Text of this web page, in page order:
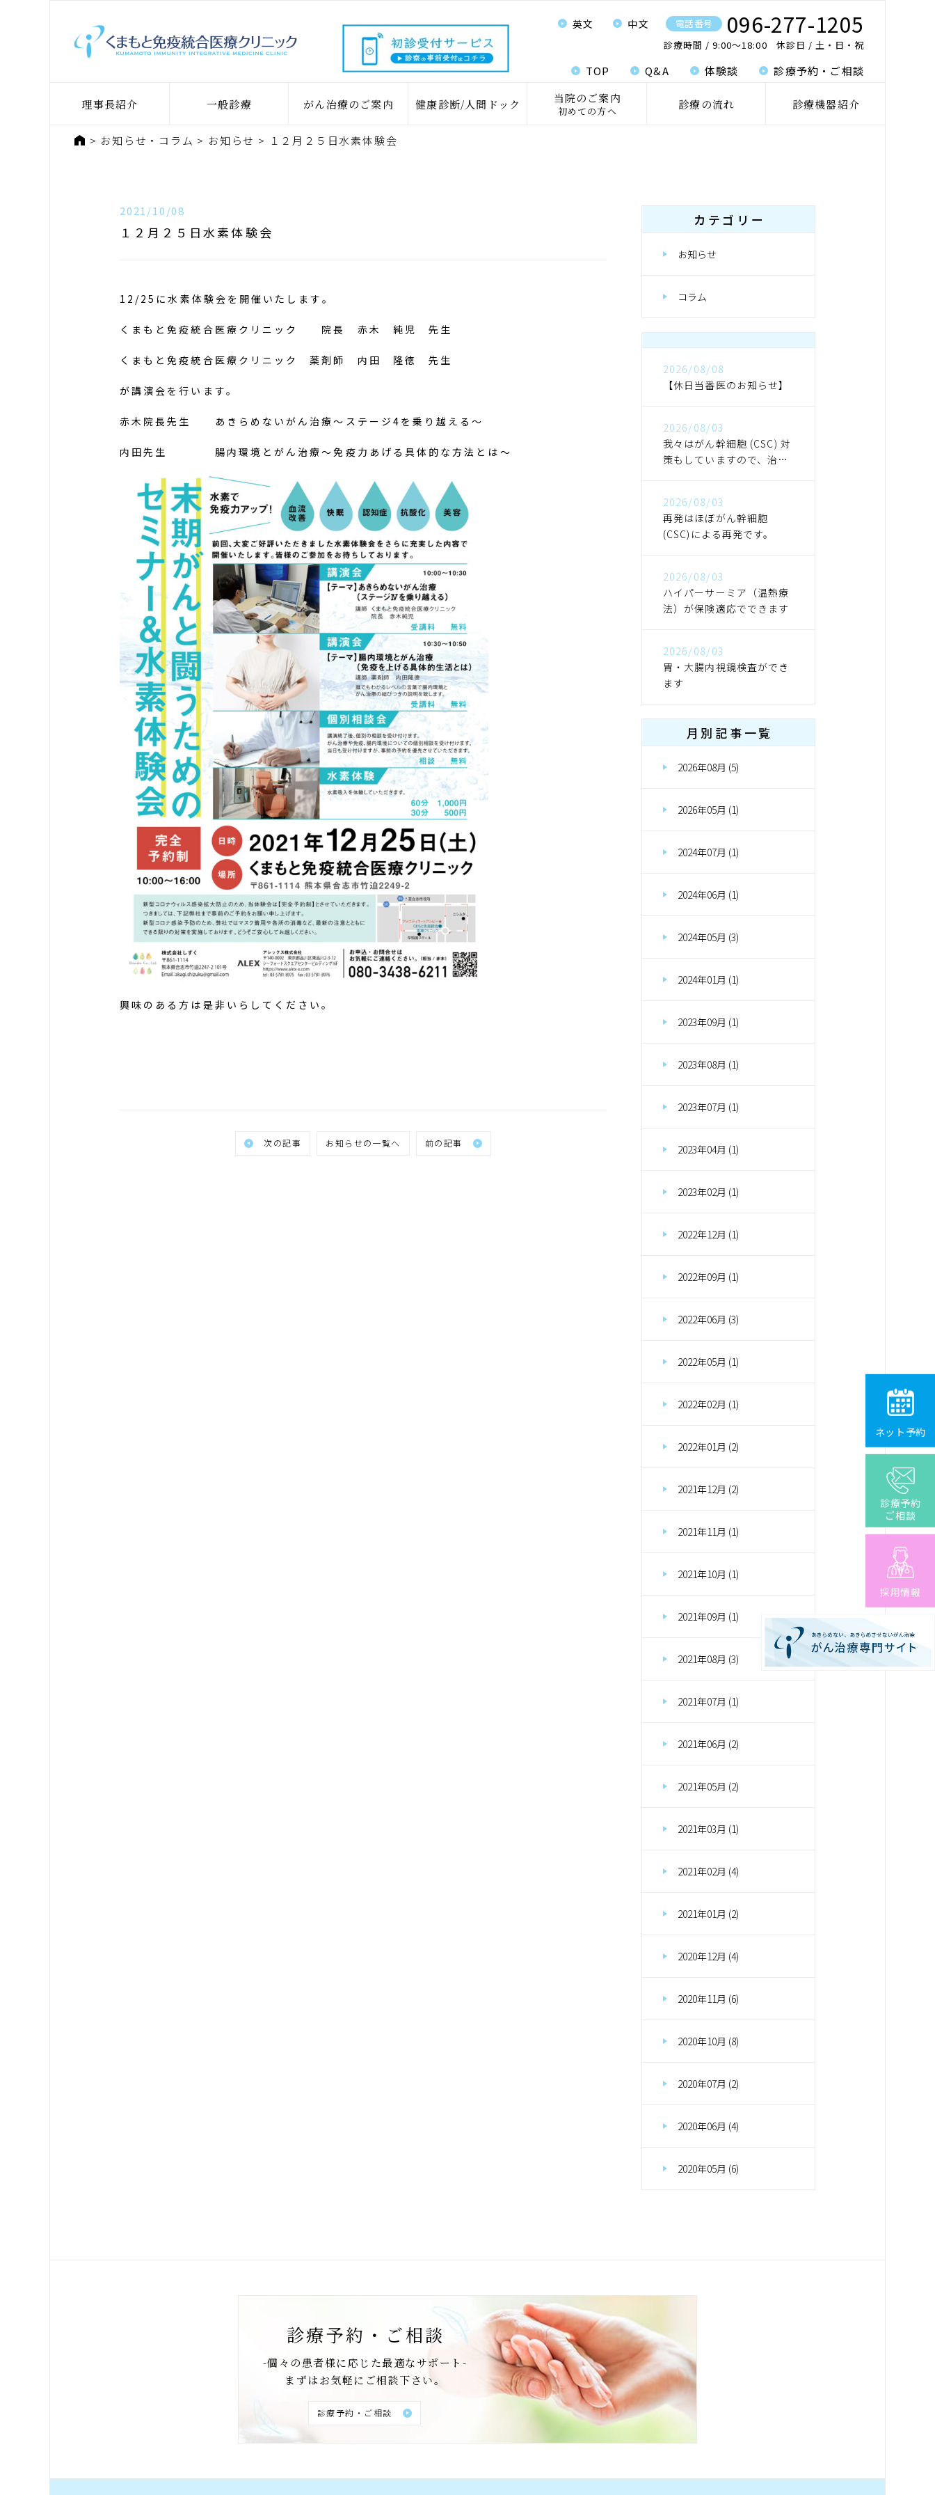
理事長紹介 一般診療 がん治療のご案内 健康診断/人間ドック 当院のご案内
初めての方へ 診療の流れ 診療機器紹介
英文 中文 電話番号 096-277-1205
診療時間 9:00〜18:00 休診日 土・日・祝
TOP Q&A 体験談 診療予約・ご相談
ホーム
お知らせ・コラム お知らせ １２月２５日水素体験会
2021/10/08
１２月２５日水素体験会
12/25に水素体験会を開催いたします。
くまもと免疫統合医療クリニック 院長 赤木 純児 先生
くまもと免疫統合医療クリニック 薬剤師 内田 隆徳 先生
が講演会を行います。
赤木院長先生 あきらめないがん治療～ステージ4を乗り越える～
内田先生 腸内環境とがん治療～免疫力あげる具体的な方法とは～
興味のある方は是非いらしてください。
次の記事 お知らせの一覧へ 前の記事
カテゴリー
お知らせ
コラム
2026/08/08
【休日当番医のお知らせ】
2026/08/03
我々はがん幹細胞 (CSC) 対
策もしていますので、治っ
2026/08/03
再発はほぼがん幹細胞
(CSC)による再発です。
2026/08/03
ハイパーサーミア（温熱療
法）が保険適応でできます
2026/08/03
胃・大腸内視鏡検査ができ
ます
月別記事一覧
2026年08月 (5)
2026年05月 (1)
2024年07月 (1)
2024年06月 (1)
2024年05月 (3)
2024年01月 (1)
2023年09月 (1)
2023年08月 (1)
2023年07月 (1)
2023年04月 (1)
2023年02月 (1)
2022年12月 (1)
2022年09月 (1)
2022年06月 (3)
2022年05月 (1)
2022年02月 (1)
2022年01月 (2)
2021年12月 (2)
2021年11月 (1)
2021年10月 (1)
2021年09月 (1)
2021年08月 (3)
2021年07月 (1)
2021年06月 (2)
2021年05月 (2)
2021年03月 (1)
2021年02月 (4)
2021年01月 (2)
2020年12月 (4)
2020年11月 (6)
2020年10月 (8)
2020年07月 (2)
2020年06月 (4)
2020年05月 (6)
診療予約・ご相談
-個々の患者様に応じた最適なサポート-
まずはお気軽にご相談下さい。
診療予約・ご相談
ネット予約
診療予約
ご相談
採用情報